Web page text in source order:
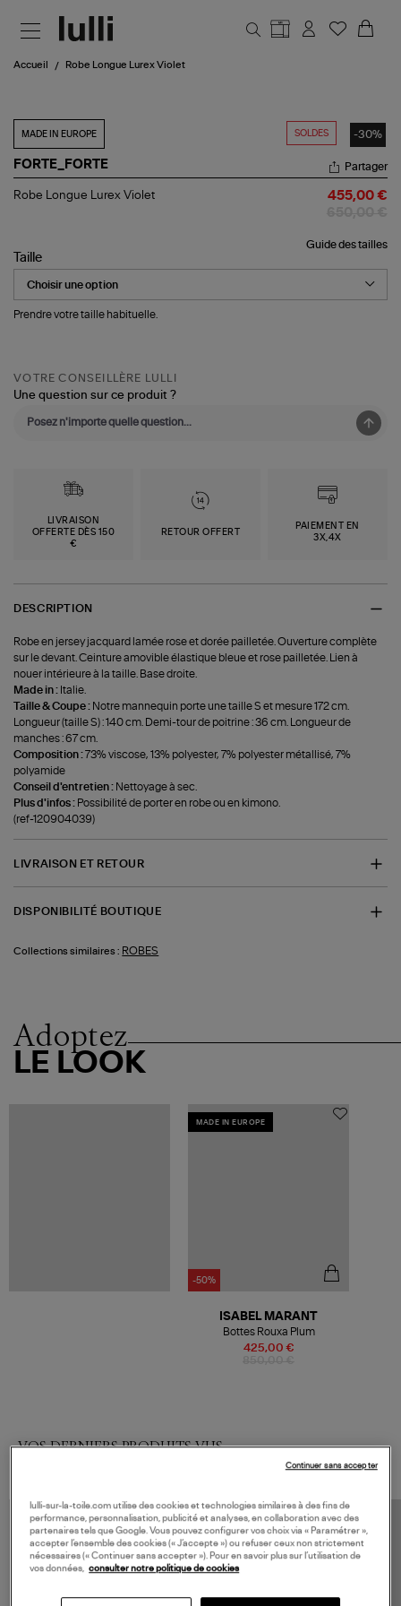
Accueil Robe Longue Lurex Violet
SOLDES -30%
MADE IN EUROPE
FORTE_FORTE
Robe
Partager
Robe Longue Lurex Violet 455,00 €
Guide des tailles
Taille
Prendre votre taille habituelle.
VOTRE CONSEILLÈRE LULLI
Une question sur ce produit ?
LIVRAISON
OFFERTE DÈS 150
€
RETOUR OFFERT
PAIEMENT EN
3X,4X
DESCRIPTION
Robe en jersey jacquard lamée rose et dorée pailletée. Ouverture complète
sur le devant. Ceinture amovible élastique bleue et rose pailletée. Lien à
nouer intérieure à la taille. Base droite.
Made in : Italie.
Taille & Coupe : Notre mannequin porte une taille S et mesure 172 cm.
Longueur (taille S) : 140 cm. Demi-tour de poitrine : 36 cm. Longueur de
manches : 67 cm.
Composition :73% viscose, 13% polyester, 7% polyester métallisé, 7%
polyamide
Conseil d'entretien : Nettoyage à sec.
Plus d'infos : Possibilité de porter en robe ou en kimono.
(ref-120904039)
LIVRAISON ET RETOUR
DISPONIBILITÉ BOUTIQUE
Collections similaires : ROBES
Adoptez
LE LOOK
MADE IN EUROPE
-50%
425,00 €
ISABEL MARANT
Bottes Rouxa Plum
VOS DERNIERS PRODUITS VUS
lulli-sur-la-toile.com utilise des cookies et technologies similaires à des fins de
performance, personnalisation, publicité et analyses, en collaboration avec des
partenaires tels que Google. Vous pouvez configurer vos choix via « Paramétrer »,
accepter l’ensemble des cookies (« J’accepte ») ou refuser ceux non strictement
nécessaires (« Continuer sans accepter »). Pour en savoir plus sur l’utilisation de
vos données, consulter notre politique de cookies
Continuer sans accepter